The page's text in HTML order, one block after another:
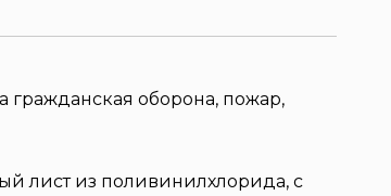
гражданская оборона, пожар,
лист из поливинилхлорида, с